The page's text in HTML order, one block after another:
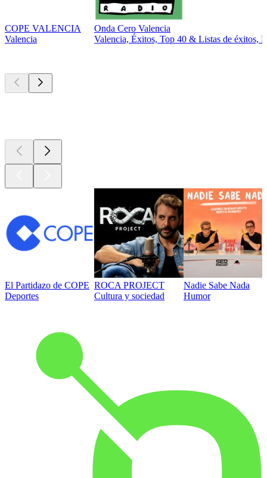
COPE VALENCIA
Valencia
Onda Cero Valencia
Valencia, Éxitos, Top 40 & Listas de éxitos,
El Partidazo de COPE
Deportes
ROCA PROJECT
Cultura y sociedad
Nadie Sabe Nada
Humor